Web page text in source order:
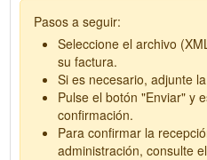
Pasos a seguir:
Seleccione el archivo
su factura.
Si es necesario, adjunte
Pulse el botón "Enviar" y
confirmación.
Para confirmar la
administración, consulte